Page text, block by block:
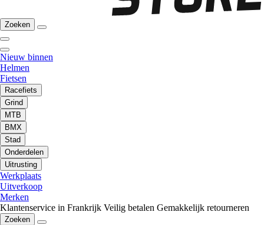
Zoeken
Nieuw binnen
Helmen
Fietsen
Racefiets
Grind
MTB
BMX
Stad
Onderdelen
Uitrusting
Werkplaats
Uitverkoop
Merken
Klantenservice in Frankrijk Veilig betalen Gemakkelijk retourneren
Zoeken